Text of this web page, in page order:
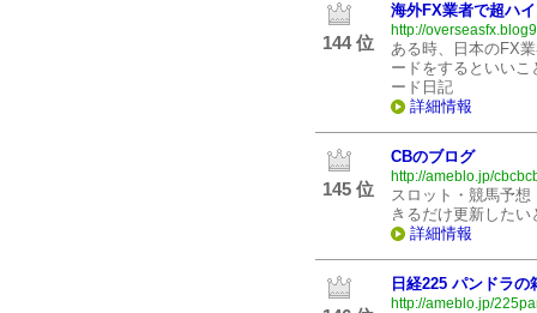
144 位
海外FX業者で超ハ
http://
ある時、日本のFX
ードをするといい
ード日記
詳細情報
145 位
CBのブログ
http://ameblo.jp/
スロット・競馬予
きるだけ更新したい
詳細情報
日経225 パンドラの
http://ameblo.jp/